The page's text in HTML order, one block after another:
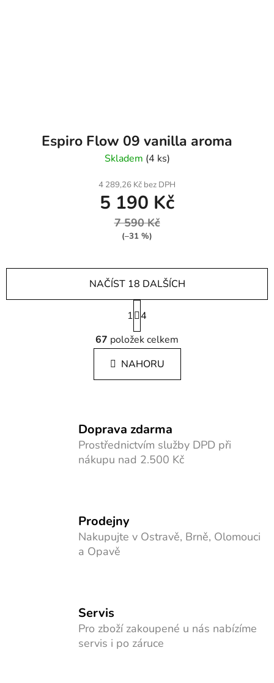
Espiro Flow 09 vanilla aroma
Skladem (4 ks)
4 289,26 Kč bez DPH
5 190 Kč
7 590 Kč
(–31 %)
O
v
l
á
d
í
p
r
v
p
i
NAČÍST 18 DALŠÍCH
S
t
r
á
n
k
1 4
67 položek celkem
NAHORU
Doprava zdarma
Prostřednictvím služby DPD při
nákupu nad 2.500 Kč
Prodejny
Nakupujte v Ostravě, Brně, Olomouci
a Opavě
Servis
Pro zboží zakoupené u nás nabízíme
servis i po záruce